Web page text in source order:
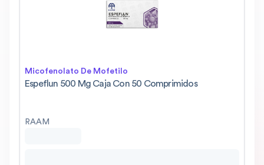
Micofenolato De Mofetilo
Espeflun 500 Mg Caja Con 50 Comprimidos
RAAM